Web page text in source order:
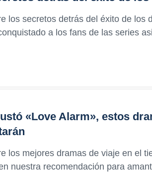
los secretos detrás del éxito de los
a los fans de las series
«Love Alarm», estos
los mejores dramas de viaje en el
nuestra recomendación para